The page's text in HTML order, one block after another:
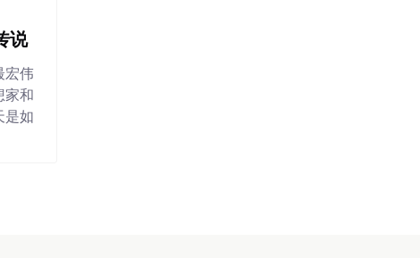
说
宏伟
家和
是如